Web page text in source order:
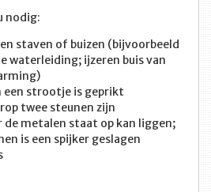
nodig:
staven of buizen (bijvoorbeeld
waterleiding; ijzeren buis van
een strootje is geprikt
twee steunen zijn
metalen staat op kan liggen;
is een spijker geslagen